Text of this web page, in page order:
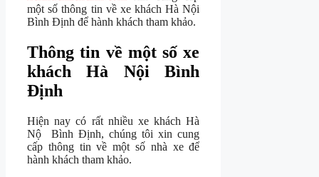
một số thông tin về xe khách Hà Nội
Bình Định để hành khách tham khảo.
Thông tin về một số xe
khách Hà Nội Bình
Định
Hiện nay có rất nhiều xe khách Hà
Nộ Bình Định, chúng tôi xin cung
cấp thông tin về một số nhà xe để
hành khách tham khảo.